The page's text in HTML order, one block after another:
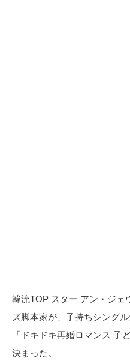
韓流TOP スター アン・ジェ
ズ脚本家が、子持ちシング
「ドキドキ再婚ロマンス 子
決まった。